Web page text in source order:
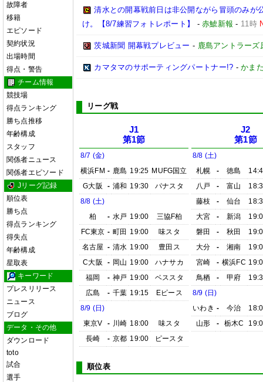
故障者
移籍
エピソード
契約状況
出場時間
得点・警告
チーム情報
競技場
得点ランキング
勝ち点推移
年齢構成
スタッフ
関係者ニュース
関係者エピソード
Jリーグ記録
順位表
勝ち点
得点ランキング
得失点
年齢構成
星取表
キーワード
プレスリリース
ニュース
ブログ
データ・その他
ダウンロード
toto
試合
選手
清水との開幕戦前日は非公開ながら冒頭のみが
け。【8/7練習フォトレポート】
-赤鯱新報 - 11時
茨城新聞 開幕戦プレビュー - 鹿島アントラーズ
カマタマのサポーティングパートナー!? -かま
リーグ戦
J1
第1節
8/7 (金)
横浜FM - 鹿島 19:25 MUFG国立
G大阪
- 浦和 19:30
パナスタ
8/8 (土)
柏
- 水戸 19:00
三協F柏
FC東京 - 町田 19:00
味スタ
名古屋 - 清水 19:00
豊田ス
C大阪
- 岡山 19:00
ハナサカ
福岡
- 神戸 19:00
ベススタ
広島
- 千葉 19:15
Eピース
8/9 (日)
東京V
- 川崎 18:00
味スタ
長崎
- 京都 19:00 ピースタ
J2
第1節
8/8 (土)
札幌
- 徳島
八戸
- 富山
藤枝
- 仙台
大宮
- 新潟
磐田
- 秋田
大分
- 湘南
宮崎
- 横浜FC
鳥栖
- 甲府
8/9 (日)
いわき - 今治
山形
- 栃木C
順位表